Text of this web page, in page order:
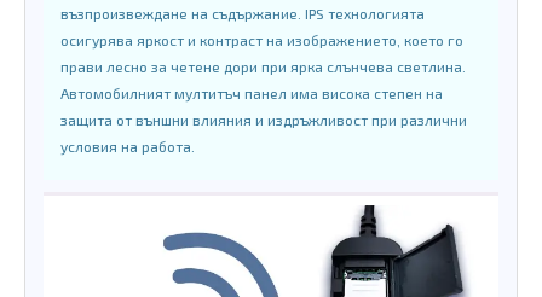
възпроизвеждане на съдържание. IPS технологията
осигурява яркост и контраст на изображението, което го
прави лесно за четене дори при ярка слънчева светлина.
Автомобилният мултитъч панел има висока степен на
защита от външни влияния и издръжливост при различни
условия на работа.